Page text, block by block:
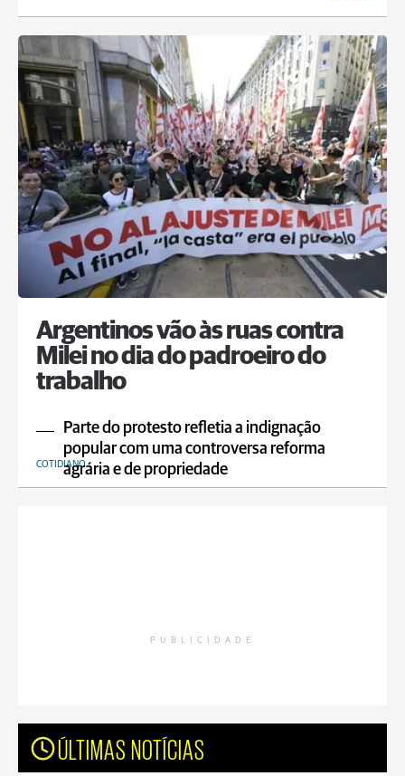
Argentinos vão às ruas contra
Milei no dia do padroeiro do
trabalho
Parte do protesto refletia a indignação
popular com uma controversa reforma
agrária e de propriedade
COTIDIANO
PUBLICIDADE
ÚLTIMAS NOTÍCIAS